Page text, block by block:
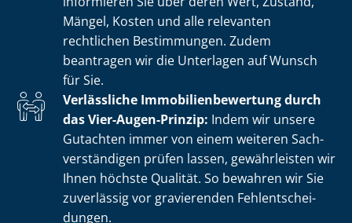
Mängel, Kosten und alle relevanten
rechtlichen Bestimmungen. Zudem
beantragen wir die Unterlagen auf Wunsch
für Sie.
Verlässliche Im­mo­bi­li­en­be­wer­tung durch
das Vier-Augen-Prinzip: Indem wir unsere
Gutachten immer von einem weiteren Sach­
ver­stän­di­gen prüfen lassen, gewährleisten wir
Ihnen höchste Qualität. So bewahren wir Sie
zuverlässig vor gravierenden Fehl­ent­schei­
dun­gen.